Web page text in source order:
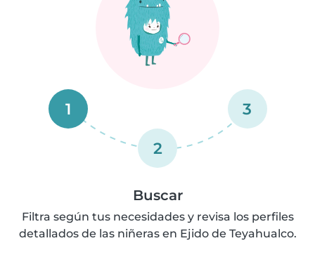
1
2
3
Buscar
Filtra según tus necesidades y revisa los perfiles
detallados de las niñeras en Ejido de Teyahualco.